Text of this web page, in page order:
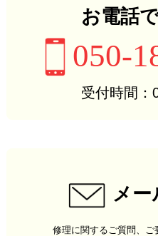
お電話
050-
受付時間：
メー
修理に関するご質問、ご